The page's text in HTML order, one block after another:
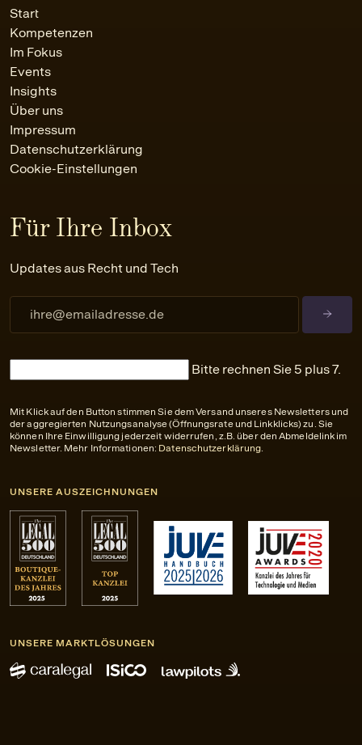
Start
Kompetenzen
Im Fokus
Events
Insights
Über uns
Impressum
Datenschutzerklärung
Cookie-Einstellungen
Für Ihre Inbox
Updates aus Recht und Tech
Bitte rechnen Sie 5 plus 7.
Mit Klick auf den Button stimmen Sie dem Versand unseres Newsletters und
der aggregierten Nutzungsanalyse (Öffnungsrate und Linkklicks) zu. Sie
können Ihre Einwilligung jederzeit widerrufen, z.B. über den Abmeldelink im
Newsletter. Mehr Informationen: Datenschutzerklärung
UNSERE AUSZEICHNUNGEN
UNSERE MARKTLÖSUNGEN